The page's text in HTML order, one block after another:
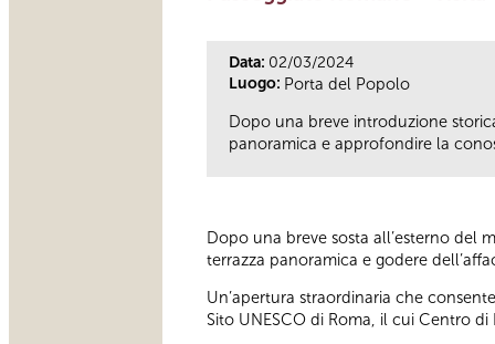
Data: 02/03/2024
Luogo: Porta del Popolo
Dopo una breve introduzione
panoramica e approfondire la
Dopo una breve sosta all’esterno del
terrazza panoramica e godere
Un’apertura straordinaria che
Sito UNESCO di Roma, il cui Centro